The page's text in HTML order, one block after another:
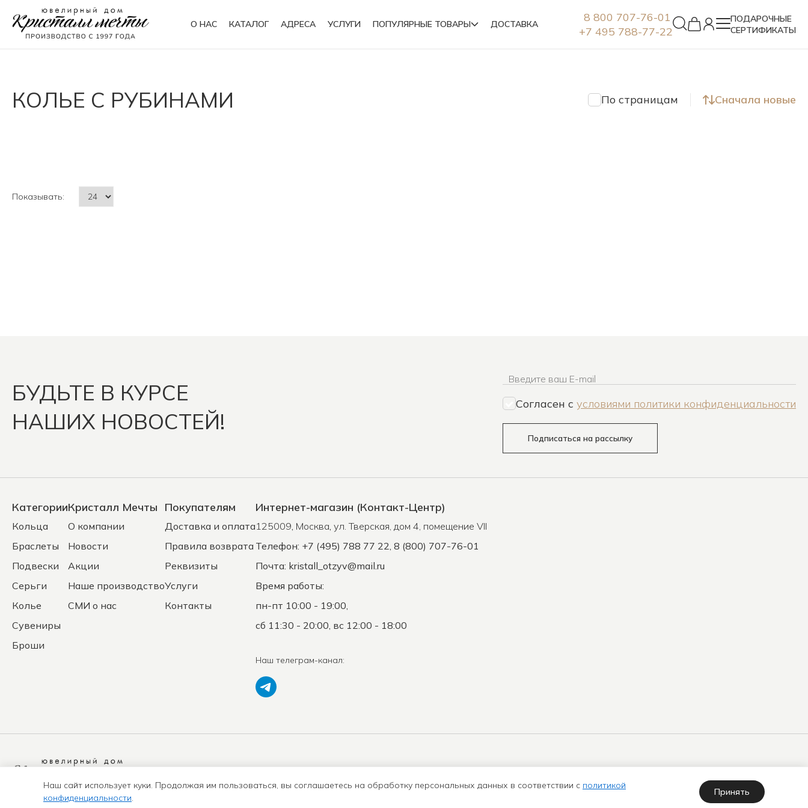
О НАС КАТАЛОГ АДРЕСА УСЛУГИ ПОПУЛЯРНЫЕ ТОВАРЫ ДОСТАВКА
8 800 707-76-01
+7 495 788-77-22
ПОДАРОЧНЫЕ
СЕРТИФИКАТЫ
КОЛЬЕ С РУБИНАМИ По страницам Сначала новые
Показывать:
БУДЬТЕ В КУРСЕ
НАШИХ НОВОСТЕЙ!
Введите ваш E-mail
Согласен c условиями политики конфиденциальности
Подписаться на рассылку
Категории
Кольца
Браслеты
Подвески
Серьги
Колье
Сувениры
Броши
Кристалл Мечты
О компании
Новости
Акции
Наше производство
СМИ о нас
Покупателям
Доставка и оплата
Правила возврата
Реквизиты
Услуги
Контакты
Интернет-магазин (Контакт-Центр)
125009, Москва, ул. Тверская, дом 4, помещение VII
Телефон: +7 (495) 788 77 22, 8 (800) 707-76-01
Почта: kristall_otzyv@mail.ru
Время работы:
пн-пт 10:00 - 19:00,
сб 11:30 - 20:00, вс 12:00 - 18:00
Наш телеграм-канал:
Политика
конфиденциальности
Положение о защите
Карта
Политика использования куки-
файлов
Наш сайт использует куки. Продолжая им пользоваться, вы соглашаетесь на обработку персональных данных в соответствии с политикой
конфиденциальности.
Принять